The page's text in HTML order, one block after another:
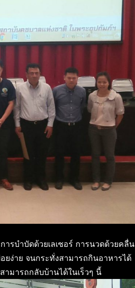
รบำบัดด้วยเลเซอร์ การนวดด้วยคลื่น
ยง่าย จนกระทั่งสามารถกินอาหารได้
มารถกลับบ้านได้ในเร็วๆ นี้